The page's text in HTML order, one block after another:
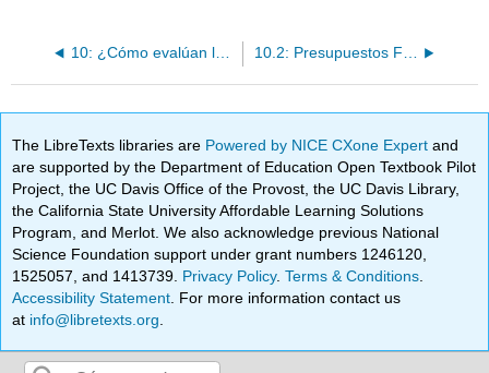
10: ¿Cómo evalúan los gerentes el desempeño mediante análisis de varianza de costos? 10.2: Presupuestos Flexibles
The LibreTexts libraries are Powered by NICE CXone Expertand
are supported by the Department of Education Open Textbook Pilot
Project, the UC Davis Office of the Provost, the UC Davis Library,
the California State University Affordable Learning Solutions
Program, and Merlot. We also acknowledge previous National
Science Foundation support under grant numbers 1246120,
1525057, and 1413739. Privacy Policy.Terms & Conditions
Accessibility Statement . For more information contact us
at info@libretexts.org